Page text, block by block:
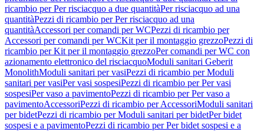
ricambio per Per risciacquo a due quantitàPer risciacquo ad una
quantitàPezzi di ricambio per Per risciacquo ad una
quantitàAccessori per comandi per WCPezzi di ricambio per
Accessori per comandi per WCKit per il montaggio grezzoPezzi di
ricambio per Kit per il montaggio grezzoPer comandi per WC con
azionamento elettronico del risciacquoModuli sanitari Geberit
MonolithModuli sanitari per vasiPezzi di ricambio per Moduli
sanitari per vasiPer vasi sospesiPezzi di ricambio per Per vasi
sospesiPer vaso a pavimentoPezzi di ricambio per Per vaso a
pavimentoAccessoriPezzi di ricambio per AccessoriModuli sanitari
per bidetPezzi di ricambio per Moduli sanitari per bidetPer bidet
sospesi e a pavimentoPezzi di ricambio per Per bidet sospesi e a